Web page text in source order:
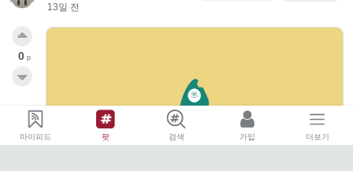
13일 전
0 p
마이피드 팟 검색 가입 더보기